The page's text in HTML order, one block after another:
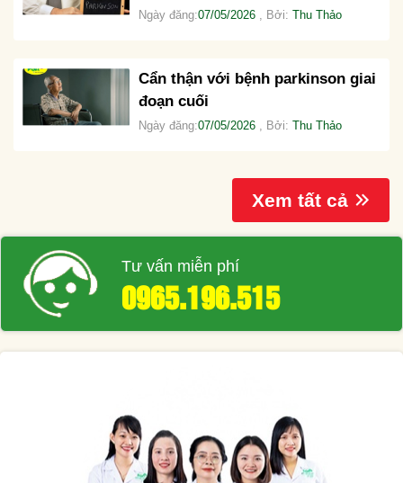
Ngày đăng:07/05/2026 , Bởi:Thu Thảo
Cẩn thận với bệnh parkinson giai
đoạn cuối
Ngày đăng:07/05/2026 , Bởi:Thu Thảo
Xem tất cả
Tư vấn miễn phí
0965.196.515